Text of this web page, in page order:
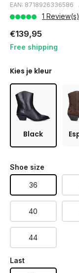
EAN: 8718926336586
1 Review(s)
€139,95
Free shipping
Kies je kleur
Black
Shoe size
36
40
44
Last